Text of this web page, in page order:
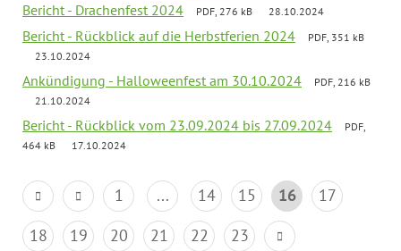
Bericht - Drachenfest 2024 PDF, 276 kB 28.10.2024
Bericht - Rückblick auf die Herbstferien 2024
PDF, 351 kB
23.10.2024
Ankündigung - Halloweenfest am 30.10.2024
PDF, 216 kB
21.10.2024
Bericht - Rückblick vom 23.09.2024 bis 27.09.2024
PDF,
464 kB
17.10.2024
1 ... 14 15 16
17
18
19 20 21 22 23